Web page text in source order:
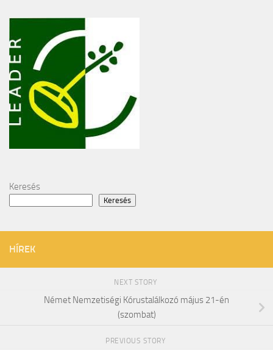
Keresés
Keresés
HÍREK
NEXT STORY
Német Nemzetiségi Kórustalálkozó május 21-én
(szombat)
PREVIOUS STORY